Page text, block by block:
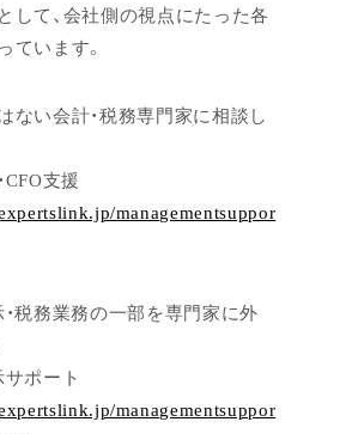
して、会社側の視点にたった各
ています。
い会計・税務専門家に相談し
支援
managementsuppor
税務業務の一部を専門家に外
ポート
managementsuppor